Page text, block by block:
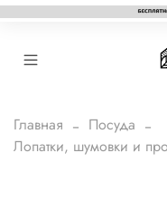
Главная Посуда
Лопатки, шумовки и